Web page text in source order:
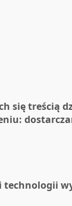
się treścią
technologii